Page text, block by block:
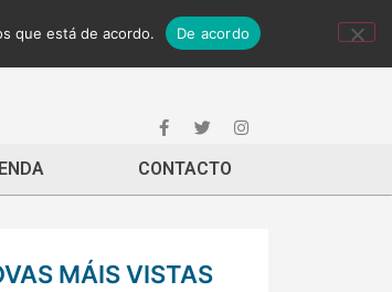
CONTACTO
MÁIS VISTAS
que está de acordo. De acordo